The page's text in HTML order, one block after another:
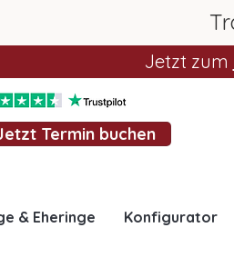
Jetzt zum
Termin buchen
& Eheringe Konfigurator